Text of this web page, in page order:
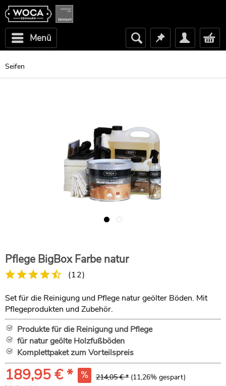
Menü
Seifen
Pflege BigBox Farbe natur
(12)
Set für die Reinigung und Pflege natur geölter Böden. Mit
Pflegeprodukten und Zubehör.
Produkte für die Reinigung und Pflege
für natur geölte Holzfußböden
Komplettpaket zum Vorteilspreis
189,95 € * 214,05 € * (11,26% gespart)